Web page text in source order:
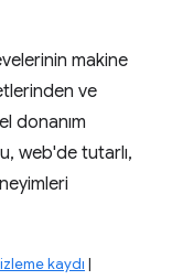
makine
ve
donanım
web'de tutarlı,
kaydı |